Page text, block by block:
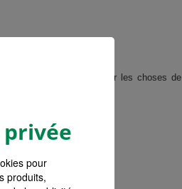
aussi de vous expliquer les choses de
pour
produits,